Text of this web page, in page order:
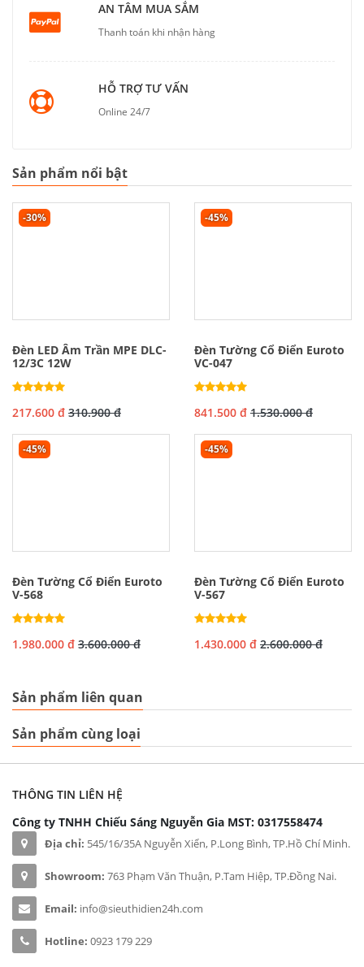
AN TÂM MUA SẮM
Thanh toán khi nhận hàng
HỖ TRỢ TƯ VẤN
Online 24/7
Sản phẩm nổi bật
-30%
Đèn LED Âm Trần MPE DLC-
12/3C 12W
217.600 đ 310.900 đ
-45%
Đèn Tường Cổ Điển Euroto
VC-047
841.500 đ 1.530.000 đ
-45%
Đèn Tường Cổ Điển Euroto
V-568
1.980.000 đ 3.600.000 đ
-45%
Đèn Tường Cổ Điển Euroto
V-567
1.430.000 đ 2.600.000 đ
Sản phẩm liên quan
Sản phẩm cùng loại
THÔNG TIN LIÊN HỆ
Công ty TNHH Chiếu Sáng Nguyễn Gia MST: 0317558474
Địa chỉ: 545/16/35A Nguyễn Xiển, P.Long Bình, TP.Hồ Chí Minh.
Showroom: 763 Phạm Văn Thuận, P.Tam Hiệp, TP.Đồng Nai.
Email: info@sieuthidien24h.com
Hotline: 0923 179 229